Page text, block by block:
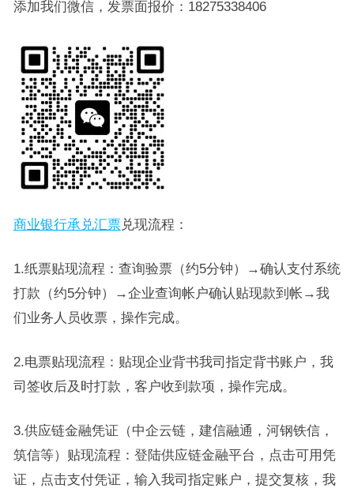
添加我们微信，发票面报价：18275338406
商业银行承兑汇票兑现流程：
1.纸票贴现流程：查询验票（约5分钟）→确认支付系统
打款（约5分钟）→企业查询帐户确认贴现款到帐→我
们业务人员收票，操作完成。
2.电票贴现流程：贴现企业背书我司指定背书账户，我
司签收后及时打款，客户收到款项，操作完成。
3.供应链金融凭证（中企云链，建信融通，河钢铁信，
筑信等）贴现流程：登陆供应链金融平台，点击可用凭
证，点击支付凭证，输入我司指定账户，提交复核，我